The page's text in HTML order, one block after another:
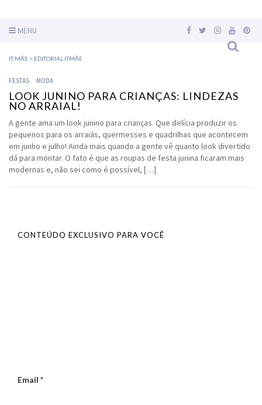
MENU
IT MÃE > EDITORIAL ITMÃE
FESTAS MODA
LOOK JUNINO PARA CRIANÇAS: LINDEZAS
NO ARRAIAL!
A gente ama um look junino para crianças. Que delícia produzir os
pequenos para os arraiás, quermesses e quadrilhas que acontecem
em junho e julho! Ainda mais quando a gente vê quanto look divertido
dá para montar. O fato é que as roupas de festa junina ficaram mais
modernas e, não sei como é possível, […]
CONTEÚDO EXCLUSIVO PARA VOCÊ
Email *